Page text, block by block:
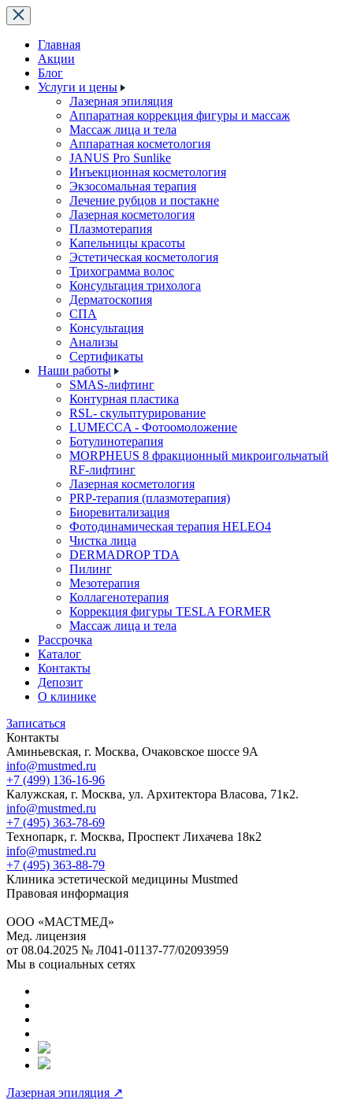
Главная
Акции
Блог
Услуги и цены
Лазерная эпиляция
Аппаратная коррекция фигуры и массаж
Массаж лица и тела
Аппаратная косметология
JANUS Pro Sunlike
Инъекционная косметология
Экзосомальная терапия
Лечение рубцов и постакне
Лазерная косметология
Плазмотерапия
Капельницы красоты
Эстетическая косметология
Трихограмма волос
Консультация трихолога
Дерматоскопия
СПА
Консультация
Анализы
Cертификаты
Наши работы
SMAS-лифтинг
Контурная пластика
RSL- скульптурирование
LUMECCA - Фотоомоложение
Ботулинотерапия
MORPHEUS 8 фракционный микроигольчатый
RF-лифтинг
Лазерная косметология
PRP-терапия (плазмотерапия)
Биоревитализация
Фотодинамическая терапия HELEO4
Чистка лица
DERMADROP TDA
Пилинг
Мезотерапия
Коллагенотерапия
Коррекция фигуры TESLA FORMER
Массаж лица и тела
Рассрочка
Каталог
Контакты
Депозит
О клинике
Записаться
Контакты
Аминьевская, г. Москва, Очаковское шоссе 9А
info@mustmed.ru
+7 (499) 136-16-96
Калужская, г. Москва, ул. Архитектора Власова, 71к2.
info@mustmed.ru
+7 (495) 363-78-69
Технопарк, г. Москва, Проспект Лихачева 18к2
info@mustmed.ru
+7 (495) 363-88-79
Клиника эстетической медицины Mustmed
Правовая информация
ООО «МАСТМЕД»
Мед. лицензия
от 08.04.2025 № Л041-01137-77/02093959
Мы в социальных сетях
Лазерная эпиляция ↗